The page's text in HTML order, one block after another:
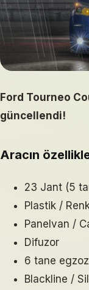
Ford Tourneo
güncellendi!
Aracın
23 Jant (5
Plastik /
Panelvan /
Difuzor
6 tane egzoz
Blackline /